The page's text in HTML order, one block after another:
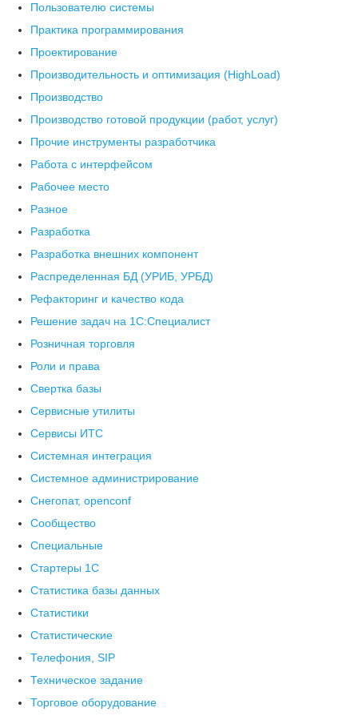
Пользователю системы
Практика программирования
Проектирование
Производительность и оптимизация (HighLoad)
Производство
Производство готовой продукции (работ, услуг)
Прочие инструменты разработчика
Работа с интерфейсом
Рабочее место
Разное
Разработка
Разработка внешних компонент
Распределенная БД (УРИБ, УРБД)
Рефакторинг и качество кода
Решение задач на 1С:Специалист
Розничная торговля
Роли и права
Свертка базы
Сервисные утилиты
Сервисы ИТС
Системная интеграция
Системное администрирование
Снегопат, openconf
Сообщество
Специальные
Стартеры 1С
Статистика базы данных
Статистики
Статистические
Телефония, SIP
Техническое задание
Торговое оборудование